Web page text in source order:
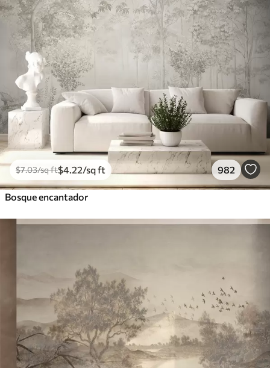
$7.03/sq ft$4 .22/sq ft 982
Bosque encantador